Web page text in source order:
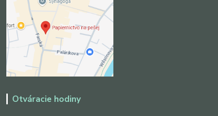
Otváracie hodiny